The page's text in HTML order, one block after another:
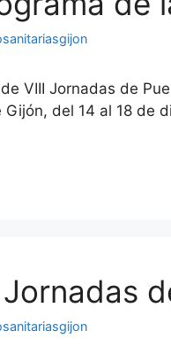
VIII Jornadas de
del 14 al 18 de